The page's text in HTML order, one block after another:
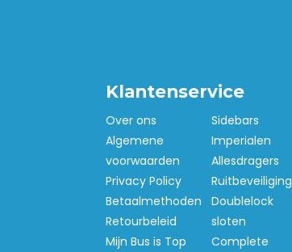
Klantenservice
Over ons
Algemene
voorwaarden
Privacy Policy
Betaalmethoden
Retourbeleid
Mijn Bus is Top
Sidebars
Imperialen
Allesdragers
Ruitbeveiliging
Doublelock
sloten
Complete